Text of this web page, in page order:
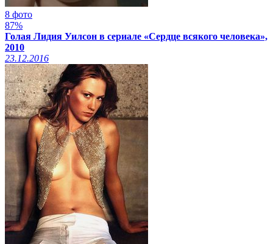
8 фото
87%
Голая Лидия Уилсон в сериале «Сердце всякого человека»,
2010
23.12.2016